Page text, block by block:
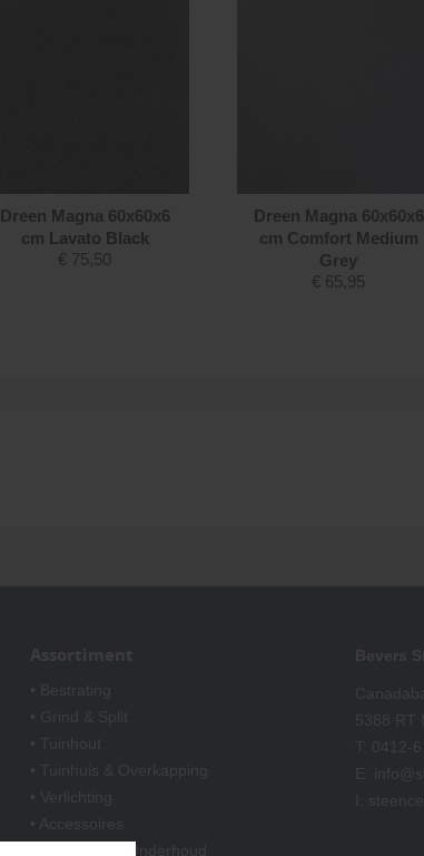
Dreen Magna 60x60x6
cm Lavato Black
€ 75,50
Dreen Magna 60x60x6
cm Comfort Medium
Grey
€ 65,95